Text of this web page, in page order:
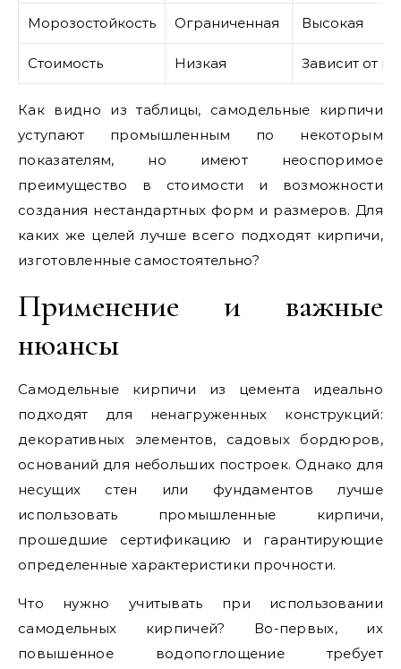
Морозостойкость Ограниченная Высокая
Стоимость Низкая Зависит от
Как видно из таблицы, самодельные кирпичи
уступают промышленным по некоторым
показателям, но имеют неоспоримое
преимущество в стоимости и возможности
создания нестандартных форм и размеров. Для
каких же целей лучше всего подходят кирпичи,
изготовленные самостоятельно?
Применение и важные
нюансы
Самодельные кирпичи из цемента идеально
подходят для ненагруженных конструкций:
декоративных элементов, садовых бордюров,
оснований для небольших построек. Однако для
несущих стен или фундаментов лучше
использовать промышленные кирпичи,
прошедшие сертификацию и гарантирующие
определенные характеристики прочности.
Что нужно учитывать при использовании
самодельных кирпичей? Во-первых, их
повышенное водопоглощение требует